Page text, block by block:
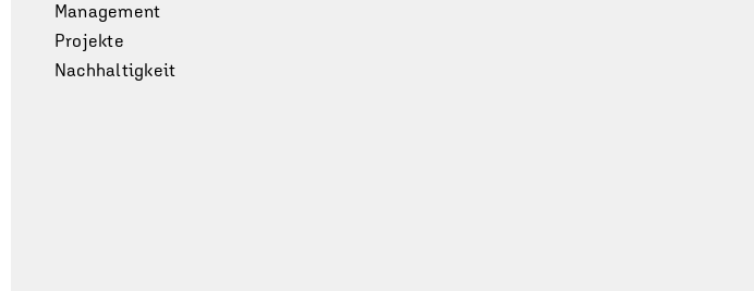
Management
Projekte
Nachhaltigkeit